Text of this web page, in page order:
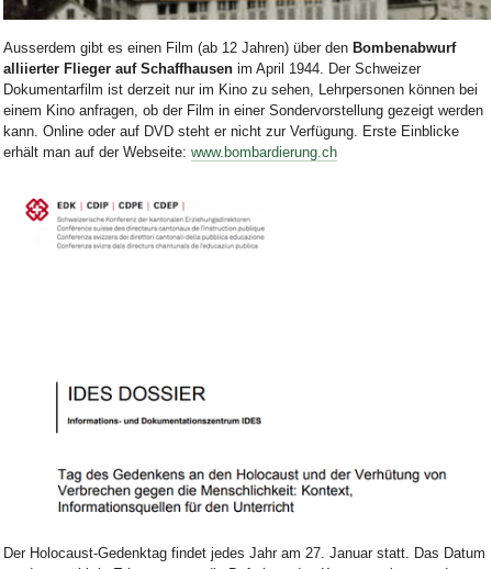
Ausserdem gibt es einen Film (ab 12 Jahren) über den Bombenabwurf
alliierter Flieger auf Schaffhausenim April 1944. Der Schweizer
Dokumentarfilm ist derzeit nur im Kino zu sehen, Lehrpersonen können bei
einem Kino anfragen, ob der Film in einer Sondervorstellung gezeigt werden
kann. Online oder auf DVD steht er nicht zur Verfügung. Erste Einblicke
erhält man auf der Webseite: www.bombardierung.ch
Der Holocaust-Gedenktag findet jedes Jahr am 27. Januar statt. Das Datum